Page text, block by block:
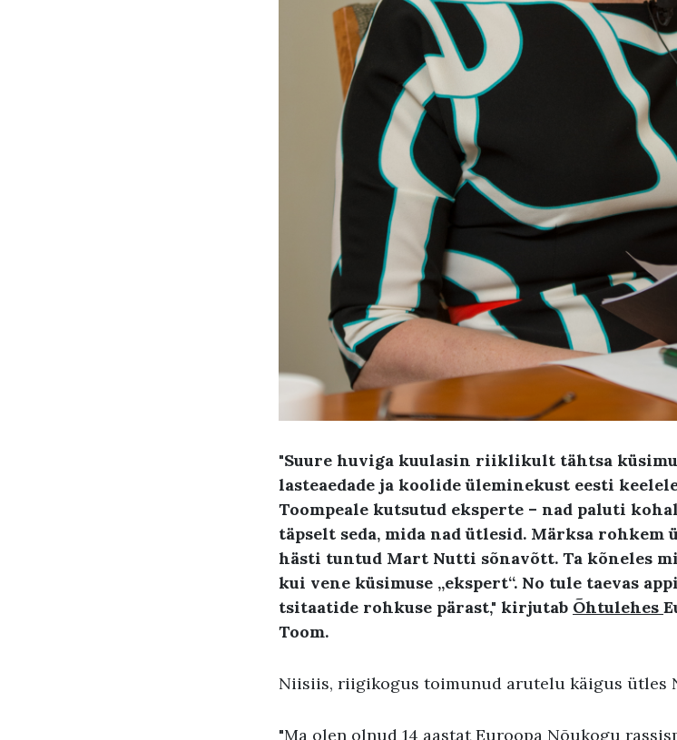
"Suure huviga kuulasin riiklikult tähtsa
lasteaedade ja koolide üleminekust eesti
Toompeale kutsutud eksperte – nad paluti
täpselt seda, mida nad ütlesid. Märksa
hästi tuntud Mart Nutti sõnavõtt. Ta kõneles
kui vene küsimuse „ekspert“. No tule taevas
tsitaatide rohkuse pärast," kirjutab Õhtulehes
Toom.
Niisiis, riigikogus toimunud arutelu käigus ütles
"Ma olen olnud 14 aastat Euroopa Nõukogu